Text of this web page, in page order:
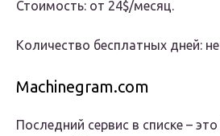
Стоимость: от 24$/месяц.
Количество бесплатных дней:
Machinegram.com
Последний сервис в списке –